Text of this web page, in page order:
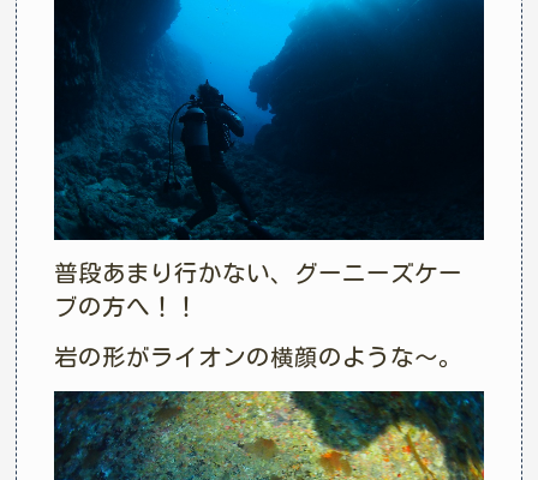
普段あまり行かない、グーニーズケー
ブの方へ！！
岩の形がライオンの横顔のような～。